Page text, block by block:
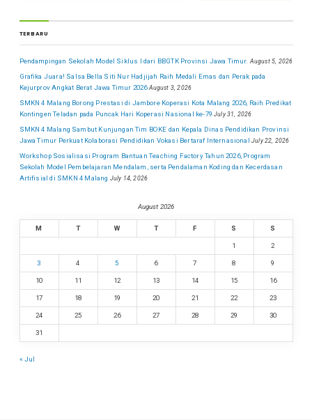
TERBARU
Pendampingan Sekolah Model Siklus I dari BBGTK Provinsi Jawa Timur. August 5, 2026
Grafika Juara! Salsa Bella Siti Nur Hadjijah Raih Medali Emas dan Perak pada
Kejurprov Angkat Berat Jawa Timur 2026 August 3, 2026
SMKN 4 Malang Borong Prestasi di Jambore Koperasi Kota Malang 2026, Raih Predikat
Kontingen Teladan pada Puncak Hari Koperasi Nasional ke-79 July 31, 2026
SMKN 4 Malang Sambut Kunjungan Tim BOKE dan Kepala Dinas Pendidikan Provinsi
Jawa Timur Perkuat Kolaborasi Pendidikan Vokasi Bertaraf Internasional July 22, 2026
Workshop Sosialisasi Program Bantuan Teaching Factory Tahun 2026, Program
Sekolah Model Pembelajaran Mendalam, serta Pendalaman Koding dan Kecerdasan
Artifisial di SMKN 4 Malang July 14, 2026
August 2026
M T W T F S S
1 2
3 4 5 6 7 8 9
10 11 12 13 14 15 16
17 18 19 20 21 22 23
24 25 26 27 28 29 30
31
« Jul